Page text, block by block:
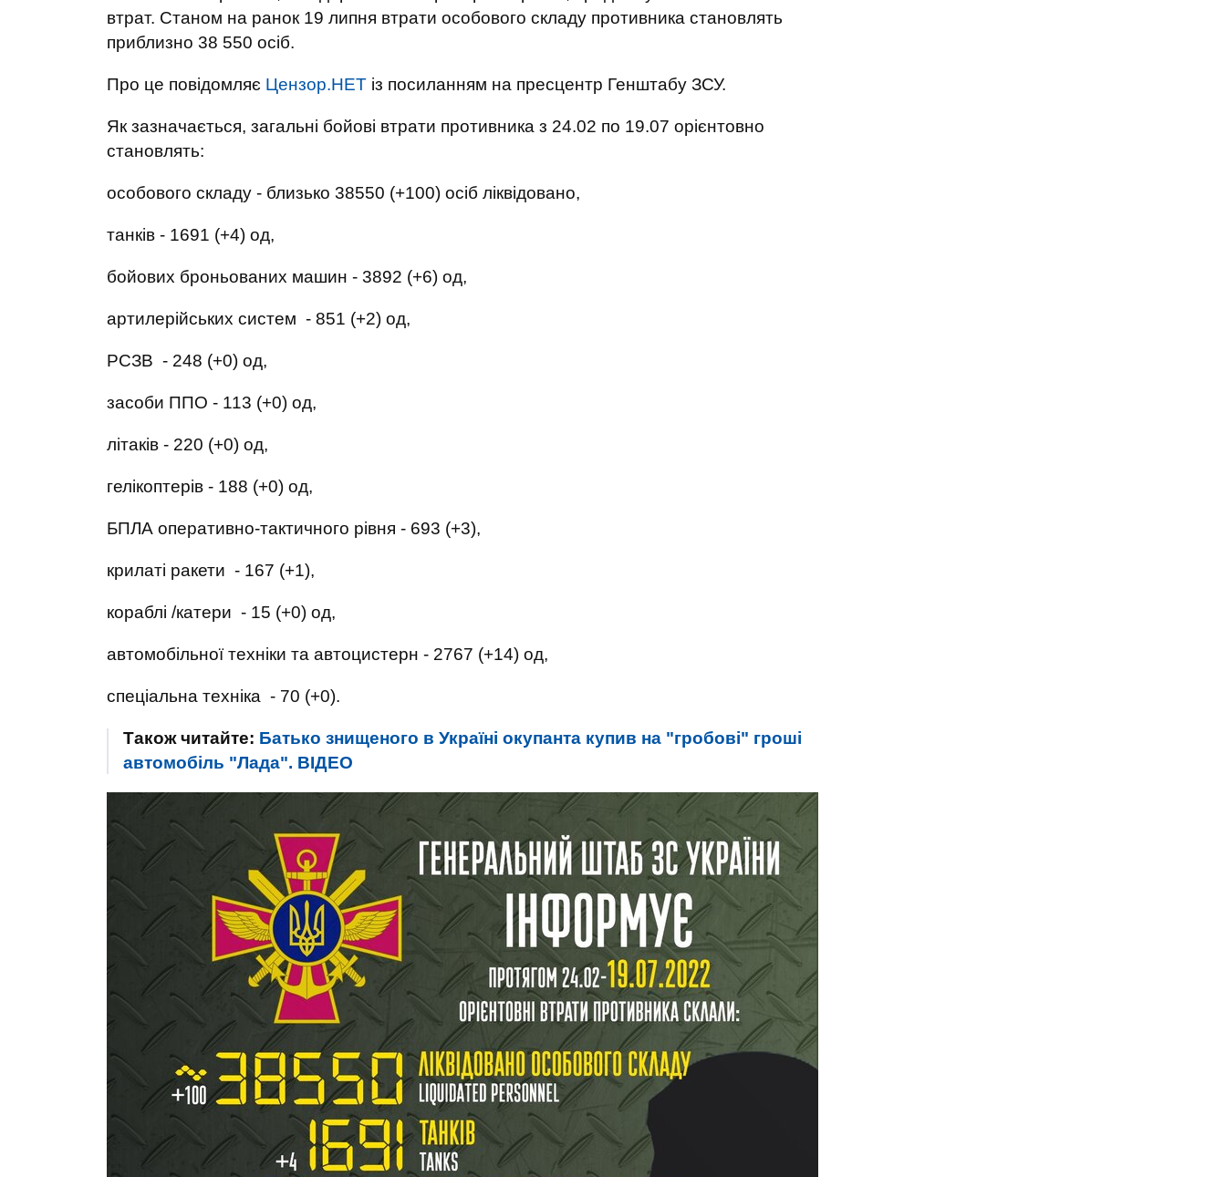
втрат. Станом на ранок 19 липня втрати особового складу противника становлять
приблизно 38 550 осіб.
Про це повідомляє Цензор.НЕТ із посиланням на пресцентр Генштабу ЗСУ.
Як зазначається, загальні бойові втрати противника з 24.02 по 19.07 орієнтовно
становлять:
особового складу - близько 38550 (+100) осіб ліквідовано,
танків - 1691 (+4) од,
бойових броньованих машин - 3892 (+6) од,
артилерійських систем - 851 (+2) од,
РСЗВ - 248 (+0) од,
засоби ППО - 113 (+0) од,
літаків - 220 (+0) од,
гелікоптерів - 188 (+0) од,
БПЛА оперативно-тактичного рівня - 693 (+3),
крилаті ракети - 167 (+1),
кораблі /катери - 15 (+0) од,
автомобільної техніки та автоцистерн - 2767 (+14) од,
спеціальна техніка - 70 (+0).
Також читайте: Батько знищеного в Україні окупанта купив на "гробові" гроші
автомобіль "Лада". ВIДЕО